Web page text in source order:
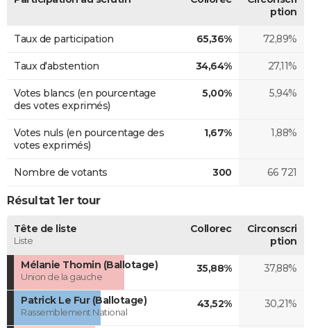
ption
Taux de participation 65,36% 72,89%
Taux d'abstention 34,64% 27,11%
Votes blancs (en pourcentage
des votes exprimés)
5,00% 5,94%
Votes nuls (en pourcentage des
votes exprimés)
1,67% 1,88%
Nombre de votants 300 66 721
Résultat 1er tour
Tête de liste
Liste
Collorec
Circonscri
ption
Mélanie Thomin (Ballotage)
Union de la gauche
35,88% 37,88%
Patrick Le Fur (Ballotage)
Rassemblement National
43,52% 30,21%